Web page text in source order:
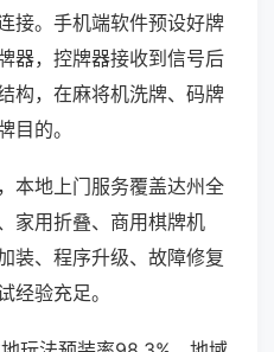
接。手机端软件预设好牌
器，控牌器接收到信号后
构，在麻将机洗牌、码牌
目的。
本地上门服务覆盖达州全
家用折叠、商用棋牌机
装、程序升级、故障修复
经验充足。